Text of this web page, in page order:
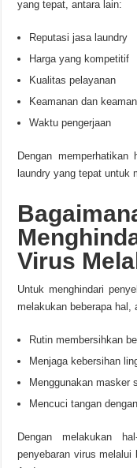
yang tepat, antara lain:
Reputasi jasa laundry
Harga yang kompetitif
Kualitas pelayanan
Keamanan dan
Waktu pengerjaan
Dengan
laundry yang tepat untuk
Virus
Untuk menghindari
melakukan beberapa hal,
Rutin membersihkan
Menjaga kebersihan
Menggunakan masker
Mencuci tangan
Dengan melakukan
penyebaran virus melalui